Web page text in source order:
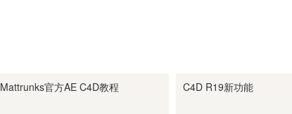
Mattrunks官方AE C4D教程 C4D R19新功能